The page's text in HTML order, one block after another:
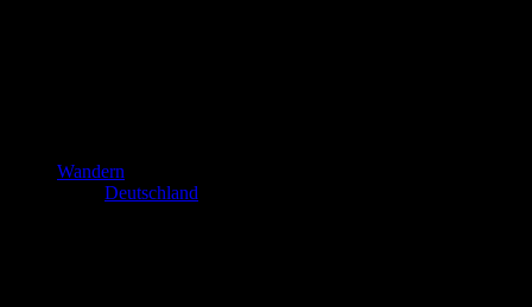
Wandern
Deutschland